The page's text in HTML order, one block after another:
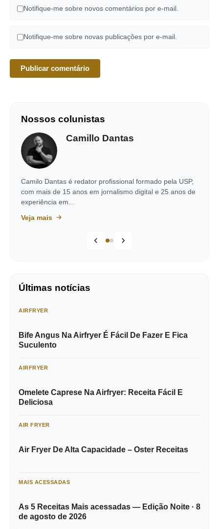
Notifique-me sobre novos comentários por e-mail.
Notifique-me sobre novas publicações por e-mail.
Nossos colunistas
Camillo Dantas
Camilo Dantas é redator profissional formado pela USP,
com mais de 15 anos em jornalismo digital e 25 anos de
experiência em…
Veja mais
Últimas notícias
AIRFRYER
Bife Angus Na Airfryer É Fácil De Fazer E Fica
Suculento
AIRFRYER
Omelete Caprese Na Airfryer: Receita Fácil E
Deliciosa
AIR FRYER
Air Fryer De Alta Capacidade – Oster Receitas
MAIS ACESSADAS
As 5 Receitas Mais acessadas — Edição Noite · 8
de agosto de 2026